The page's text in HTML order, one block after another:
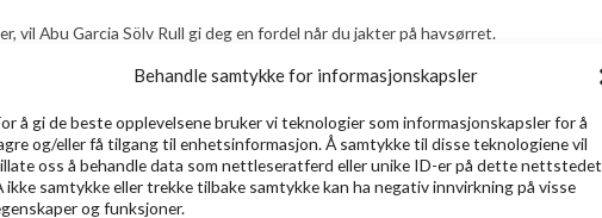
Behandle samtykke for informasjonskapsler
å gi de beste opplevelsene bruker vi teknologier som informasjonskapsler for å
og/eller få tilgang til enhetsinformasjon. Å samtykke til disse teknologiene vil
oss å behandle data som nettleseratferd eller unike ID-er på dette nettstedet.
ikke samtykke eller trekke tilbake samtykke kan ha negativ innvirkning på visse
og funksjoner.
vil Abu Garcia Sölv Rull gi deg en fordel når du jakter på havsørret.
Utsolgt Utsolgt